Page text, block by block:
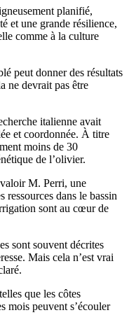
planifié,
et une grande résilience,
comme à la culture
peut donner des résultats
ne devrait pas être
italienne avait
et coordonnée. À titre
moins de 30
de l’olivier.
M. Perri, une
dans le bassin
sont au cœur de
sont souvent décrites
Mais cela n’est vrai
que les côtes
mois peuvent s’écouler